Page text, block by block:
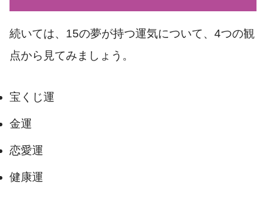
続いては、15の夢が持つ運気について、4つの観
点から見てみましょう。
宝くじ運
金運
恋愛運
健康運